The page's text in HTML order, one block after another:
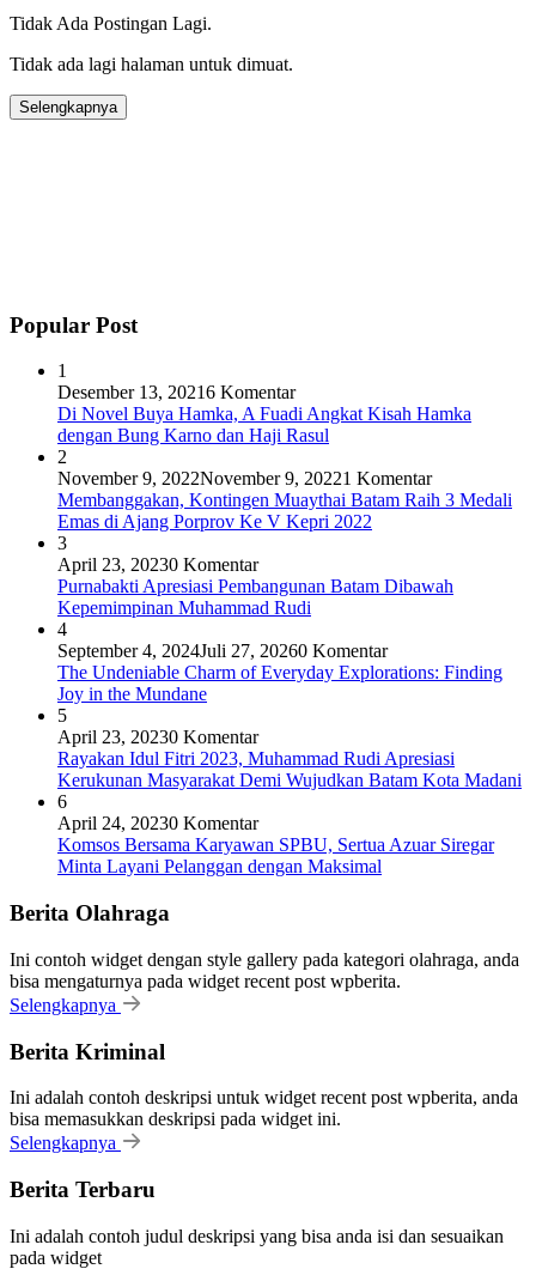
Tidak Ada Postingan Lagi.
Tidak ada lagi halaman untuk dimuat.
Selengkapnya
Popular Post
1
Desember 13, 20216 Komentar
Di Novel Buya Hamka, A Fuadi Angkat Kisah Hamka
dengan Bung Karno dan Haji Rasul
2
November 9, 2022November 9, 20221 Komentar
Membanggakan, Kontingen Muaythai Batam Raih 3 Medali
Emas di Ajang Porprov Ke V Kepri 2022
3
April 23, 20230 Komentar
Purnabakti Apresiasi Pembangunan Batam Dibawah
Kepemimpinan Muhammad Rudi
4
September 4, 2024Juli 27, 20260 Komentar
The Undeniable Charm of Everyday Explorations: Finding
Joy in the Mundane
5
April 23, 20230 Komentar
Rayakan Idul Fitri 2023, Muhammad Rudi Apresiasi
Kerukunan Masyarakat Demi Wujudkan Batam Kota Madani
6
April 24, 20230 Komentar
Komsos Bersama Karyawan SPBU, Sertua Azuar Siregar
Minta Layani Pelanggan dengan Maksimal
Berita Olahraga
Ini contoh widget dengan style gallery pada kategori olahraga, anda
bisa mengaturnya pada widget recent post wpberita.
Selengkapnya
Berita Kriminal
Ini adalah contoh deskripsi untuk widget recent post wpberita, anda
bisa memasukkan deskripsi pada widget ini.
Selengkapnya
Berita Terbaru
Ini adalah contoh judul deskripsi yang bisa anda isi dan sesuaikan
pada widget